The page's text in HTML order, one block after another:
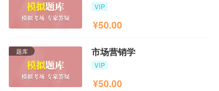
VIP
¥50.00
题库 市场营销学
VIP
¥50.00